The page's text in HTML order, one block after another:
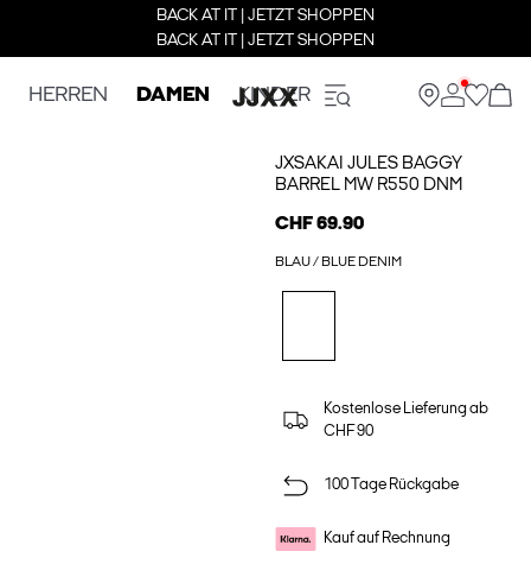
BACK AT IT | JETZT SHOPPEN
BACK AT IT | JETZT SHOPPEN
HERREN DAMEN KINDER
JXSAKAI JULES BAGGY
BARREL MW R550 DNM
CHF 69.90
BLAU / BLUE DENIM
Kostenlose Lieferung ab
CHF 90
100 Tage Rückgabe
Kauf auf Rechnung